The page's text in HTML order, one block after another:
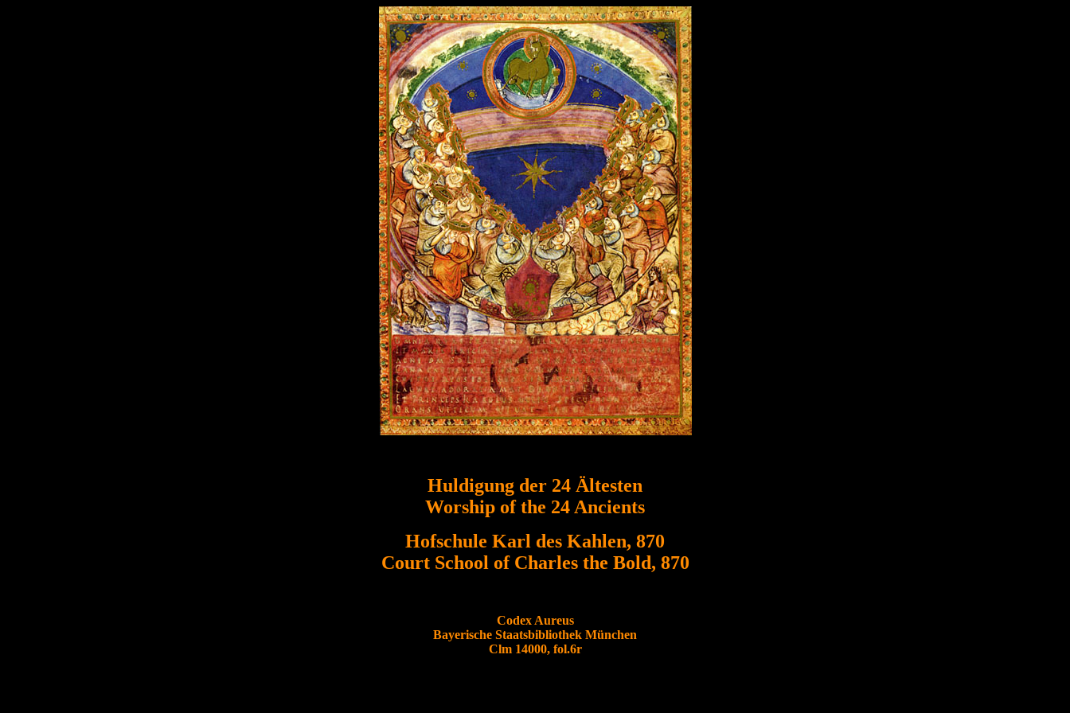
Huldigung der 24 Ältesten
Worship of the 24 Ancients
Hofschule Karl des Kahlen, 870
Court School of Charles the Bold, 870
Codex Aureus
Bayerische Staatsbibliothek München
Clm 14000, fol.6r